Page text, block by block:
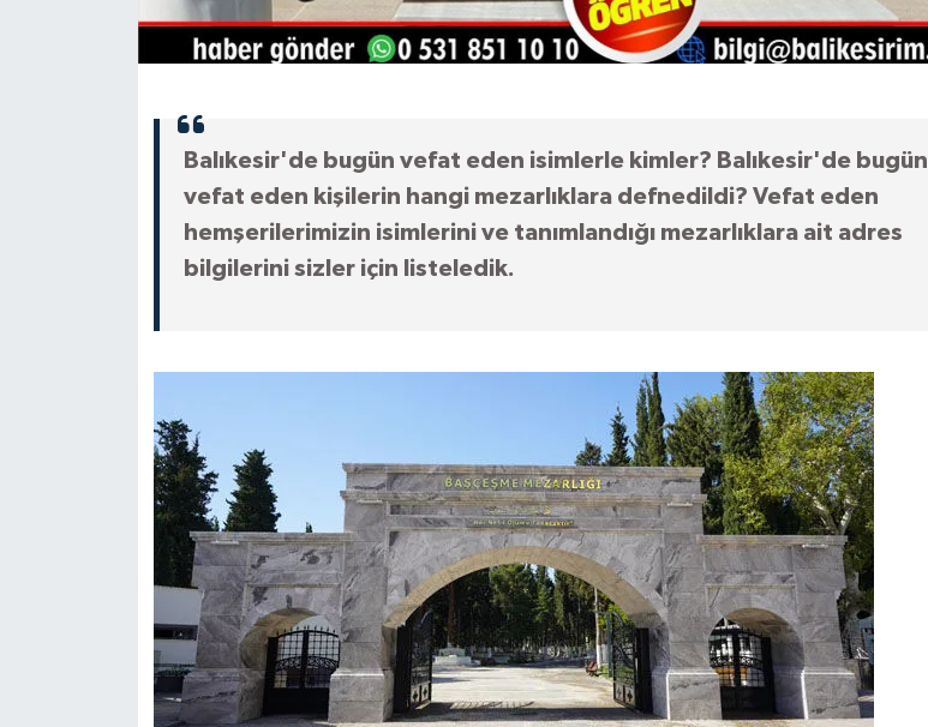
Balıkesir'de bugün vefat eden isimlerle kimler? Balıkesir'de bugün
vefat eden kişilerin hangi mezarlıklara defnedildi? Vefat eden
hemşerilerimizin isimlerini ve tanımlandığı mezarlıklara ait adres
bilgilerini sizler için listeledik.